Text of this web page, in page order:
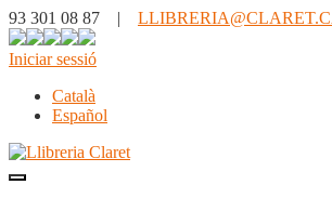
93 301 08 87 |
Iniciar sessió
Català
Español